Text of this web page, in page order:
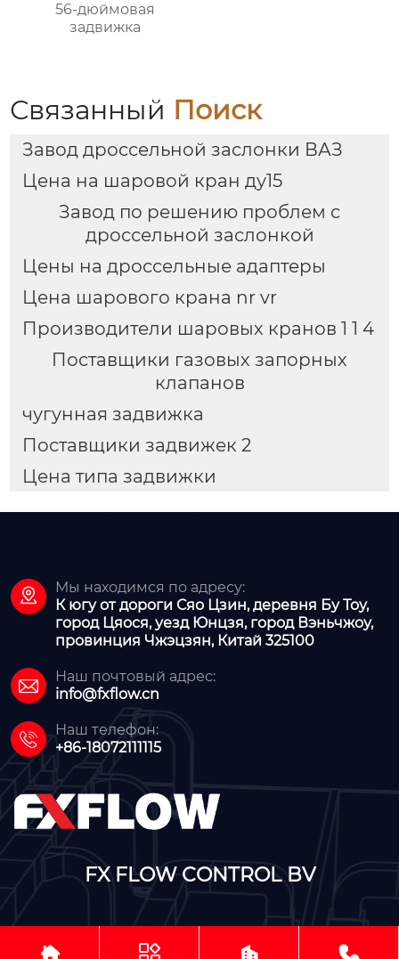
56-дюймовая
задвижка
Связанный Поиск
Завод дроссельной заслонки ВАЗ
Цена на шаровой кран ду15
Завод по решению проблем с
дроссельной заслонкой
Цены на дроссельные адаптеры
Цена шарового крана nr vr
Производители шаровых кранов 1 1 4
Поставщики газовых запорных
клапанов
чугунная задвижка
Поставщики задвижек 2
Цена типа задвижки

Мы находимся по адресу:
К югу от дороги Сяо Цзин, деревня Бу Тоу,
город Цяося, уезд Юнцзя, город Вэньчжоу,
провинция Чжэцзян, Китай 325100

Наш почтовый адрес:
info@fxflow.cn

Наш телефон:
+86-18072111115
FX FLOW CONTROL BV
   